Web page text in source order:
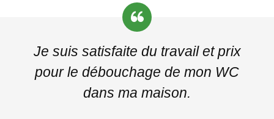
Je suis satisfaite du travail et prix
pour le débouchage de mon WC
dans ma maison.